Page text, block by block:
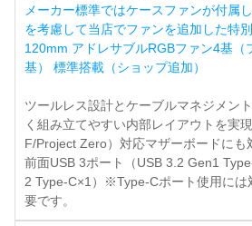
メーカー標準ではケースファンが付属
を考慮して当店でファンを追加した特
120mm アドレサブルRGBファン4基（
基） 標準搭載（ショップ追加）
ツールレス設計とケーブルマネジメン
く組み立てやすい内部レイアウトを実
F/Project Zero）対応マザーボードにも
前面USB 3ポート（USB 3.2 Gen1
2 Type-C×1）※Type-Cポート使用には
要です。